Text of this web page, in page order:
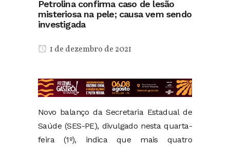
Petrolina confirma caso de lesão
misteriosa na pele; causa vem sendo
investigada
1 de dezembro de 2021
Novo balanço da Secretaria Estadual de
Saúde (SES-PE), divulgado nesta quarta-
feira (1º), indica que mais quatro